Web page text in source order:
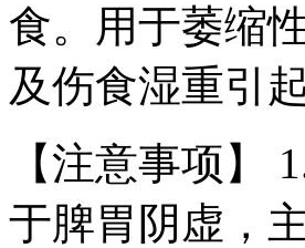
食。用于萎缩
及伤食湿重引
【注意事项】
于脾胃阴虚，